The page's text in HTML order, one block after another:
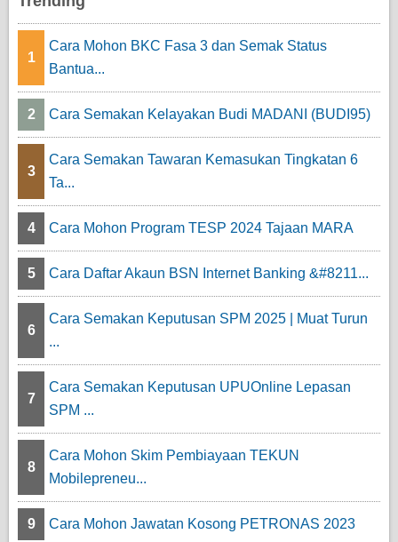
1
Cara Mohon BKC Fasa 3 dan Semak Status
Bantua...
2 Cara Semakan Kelayakan Budi MADANI (BUDI95)
3
Cara Semakan Tawaran Kemasukan Tingkatan 6
Ta...
4 Cara Mohon Program TESP 2024 Tajaan MARA
5 Cara Daftar Akaun BSN Internet Banking &#8211...
6
Cara Semakan Keputusan SPM 2025 | Muat Turun
...
7
Cara Semakan Keputusan UPUOnline Lepasan
SPM ...
8
Cara Mohon Skim Pembiayaan TEKUN
Mobilepreneu...
9 Cara Mohon Jawatan Kosong PETRONAS 2023